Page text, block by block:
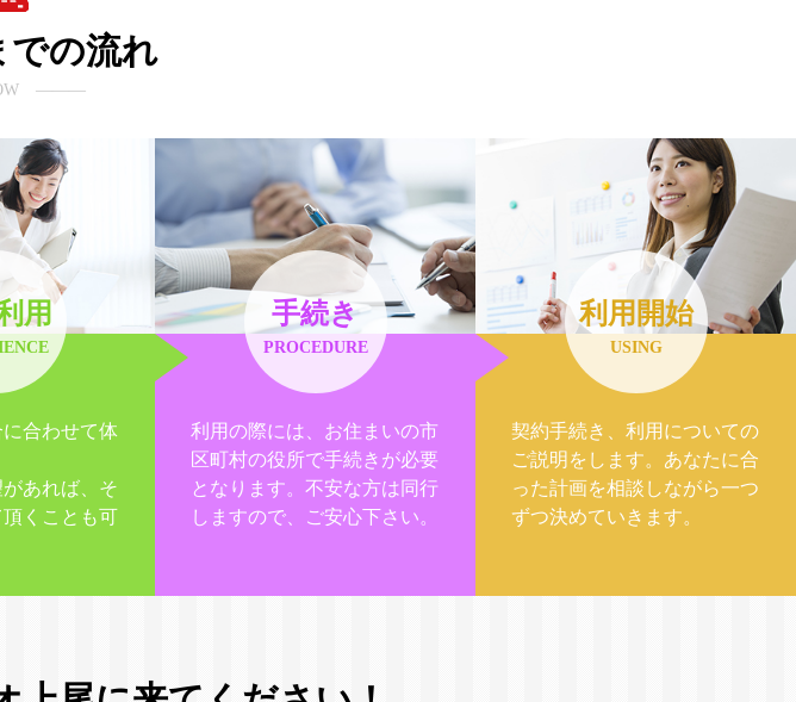
での流れ
―――
用
合わせて体
あれば、そ
くことも可
手続き
PROCEDURE
利用の際には、お住まいの市
区町村の役所で手続きが必要
となります。不安な方は同行
しますので、ご安心下さい。
利用開始
USING
契約手続き、利用についての
ご説明をします。あなたに合
った計画を相談しながら一つ
ずつ決めていきます。